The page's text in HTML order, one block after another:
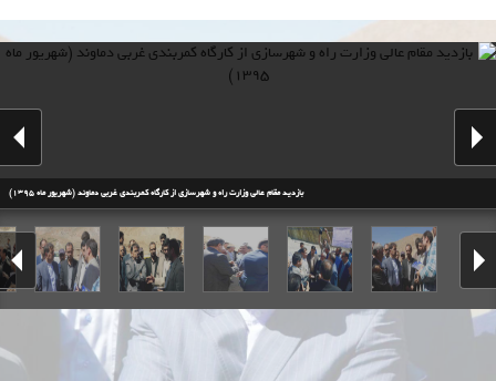
بازدید مقام عالی وزارت راه و شهرسازی از کارگاه کمربندی غربی دماوند (شهریور ماه 1395)